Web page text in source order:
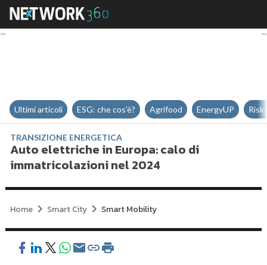
Auto elettriche in Europa: calo
Ultimi articoli ESG: che cos'è? Agrifood EnergyUP Risk
TRANSIZIONE ENERGETICA
Auto elettriche in Europa: calo di
immatricolazioni nel 2024
Home Smart City Smart Mobility